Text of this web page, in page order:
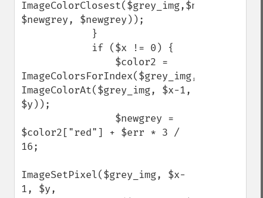
ImageColorClosest($grey_img,$newgrey,
$newgrey, $newgrey));
ImageColorsForIndex($grey_img,
ImageColorAt($grey_img, $x-1,
$y));
$color2["red"] + $err * 3 /
16;
ImageSetPixel($grey_img, $x-
1, $y,